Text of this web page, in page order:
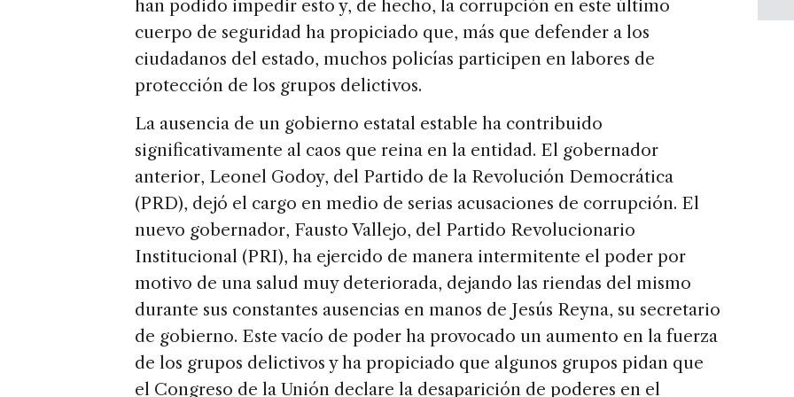
han podido impedir esto y, de hecho, la corrupción en este último
cuerpo de seguridad ha propiciado que, más que defender a los
ciudadanos del estado, muchos policías participen en labores de
protección de los grupos delictivos.
La ausencia de un gobierno estatal estable ha contribuido
significativamente al caos que reina en la entidad. El gobernador
anterior, Leonel Godoy, del Partido de la Revolución Democrática
(PRD), dejó el cargo en medio de serias acusaciones de corrupción. El
nuevo gobernador, Fausto Vallejo, del Partido Revolucionario
Institucional (PRI), ha ejercido de manera intermitente el poder por
motivo de una salud muy deteriorada, dejando las riendas del mismo
durante sus constantes ausencias en manos de Jesús Reyna, su secretario
de gobierno. Este vacío de poder ha provocado un aumento en la fuerza
de los grupos delictivos y ha propiciado que algunos grupos pidan que
el Congreso de la Unión declare la desaparición de poderes en el